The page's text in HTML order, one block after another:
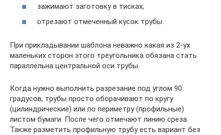
зажимают заготовку в тисках;
отрезают отмеченный кусок трубы.
При прикладывании шаблона неважно какая из 2-ух
маленьких сторон этого треугольника обязана стать
параллельна центральной оси трубы.
Когда нужно выполнить разрезание под углом 90
градусов, трубы просто оборачивают по кругу
(цилиндрические) или по периметру (профильные)
листом бумаги. После чего отмечают линию среза.
Также разметить профильную трубу есть вариант без